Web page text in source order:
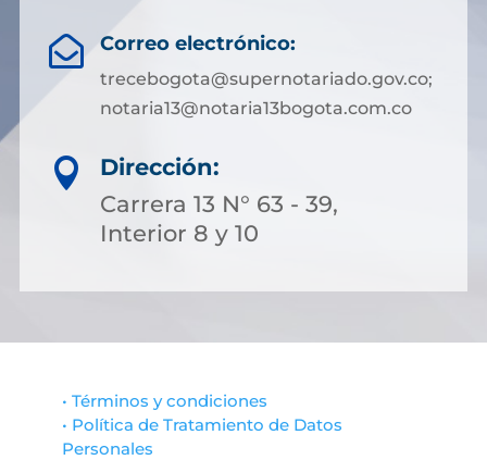
 Correo electrónico:
trecebogota@supernotariado.gov.co;
notaria13@notaria13bogota.com.co

Dirección:
Carrera 13 N° 63 - 39,
Interior 8 y 10
• Términos y condiciones
• Política de Tratamiento de Datos
Personales